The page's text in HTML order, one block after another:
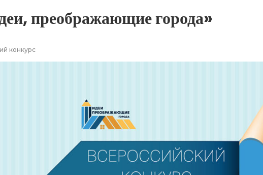
преображающие города»
конкурс